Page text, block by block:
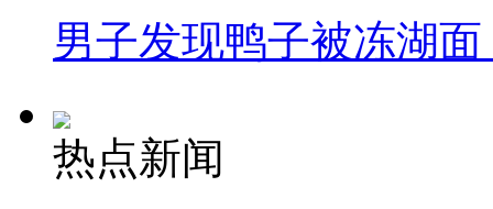
男子发现鸭子被冻湖
热点新闻